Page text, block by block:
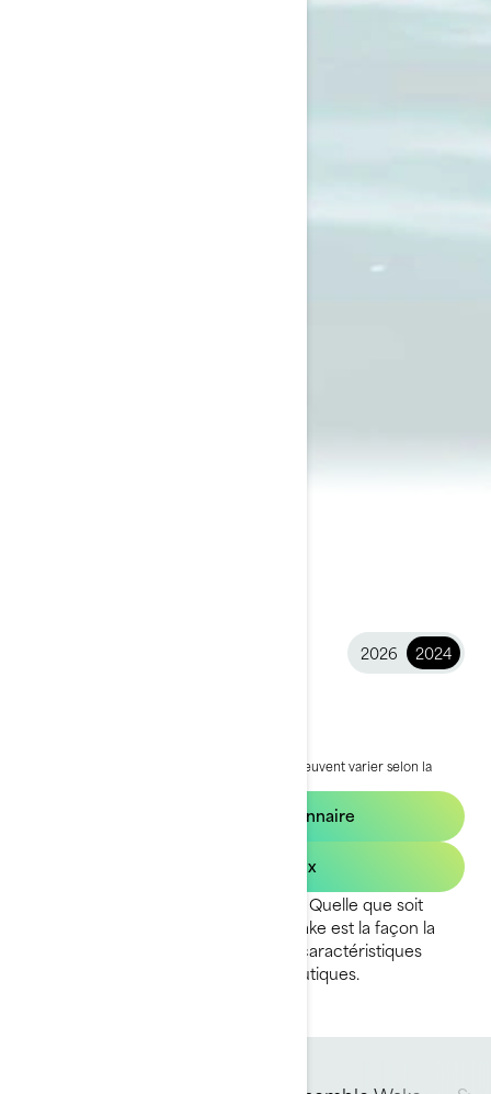
2026 2024
PDSF, les frais de transport et de préparation peuvent varier selon la
Trouvez un concessionnaire
Demandez un prix
Sur planche, en ski ou en wakeskate. Quelle que soit
votre activité favorite, le Sea-Doo Wake est la façon la
plus facile d’en profiter grâce à des caractéristiques
exclusives exprès pour les sports nautiques.